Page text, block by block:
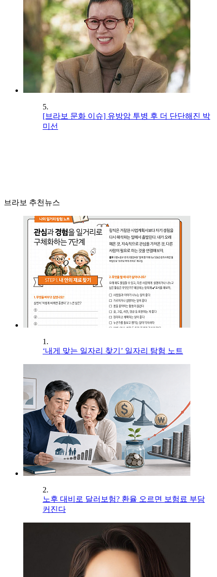
5.
[브라보 문화 이슈] 유방암 투병 후 더 단단해진 박
미선
브라보 추천뉴스
1.
‘내게 맞는 일자리 찾기’ 일자리 탐험 노트
2.
노후 대비로 달러보험? 환율 오르면 보험료 부담
커진다